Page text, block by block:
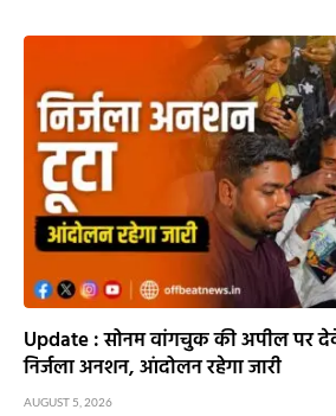
Update : सोनम वांगचुक की अपील पर
निर्जला अनशन, आंदोलन रहेगा जारी
AUGUST 5, 2026